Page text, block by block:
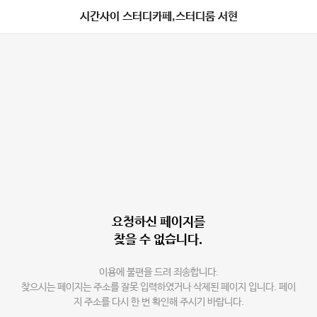
시간사이 스터디카페,스터디룸 서현
요청하신 페이지를
찾을 수 없습니다.
이용에 불편을 드려 죄송합니다.
찾으시는 페이지는 주소를 잘못 입력하였거나 삭제된 페이지 입니다. 페이
지 주소를 다시 한 번 확인해 주시기 바랍니다.